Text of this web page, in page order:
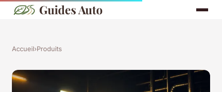
Guides Auto
Accueil›Produits